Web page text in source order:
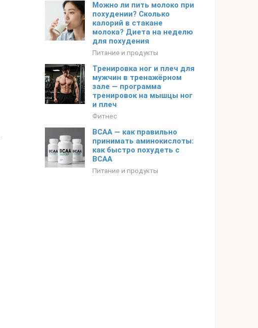
Можно ли пить молоко при
похудении? Сколько
калорий в стакане
молока? Диета на неделю
для похудения
Питание и продукты
Тренировка ног и плеч для
мужчин в тренажёрном
зале — программа
тренировок на мышцы ног
и плеч
Фитнес
BCAA — как правильно
принимать аминокислоты:
как быстро похудеть с
ВСАА
Питание и продукты